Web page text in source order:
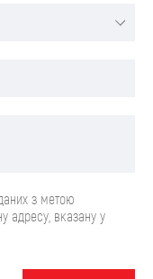
з метою
адресу, вказану у